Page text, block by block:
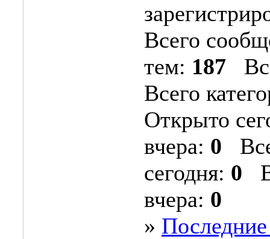
Всего
тем: 187
Всего
Открыто
вчера: 0
сегодня: 0
вчера: 0
»